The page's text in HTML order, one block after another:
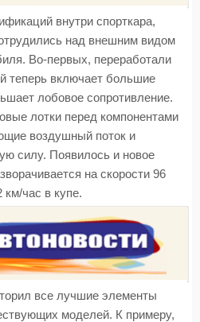
внутри спорткара,
над внешним видом
Во-первых, переработали
теперь включает большие
лобовое сопротивление.
лотки перед компонентами
воздушный поток и
силу. Появилось и новое
на скорости 96
км/час в купе.
все лучшие элементы
моделей. К примеру,